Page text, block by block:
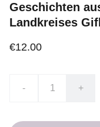
Geschichten
Landkreises
€12.00
- +